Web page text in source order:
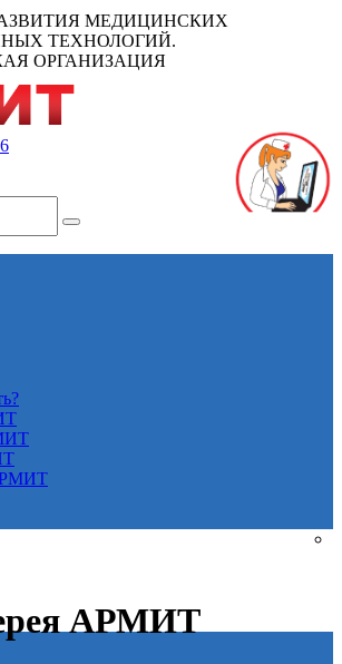
МЕДИЦИНСКИХ
ТЕХНОЛОГИЙ.
ОРГАНИЗАЦИЯ
АРМИТ